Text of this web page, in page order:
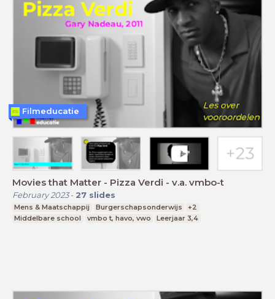
Movies that Matter - Pizza Verdi - v.a. vmbo-t
February 2023- 27 slides
Mens & Maatschappij Burgerschapsonderwijs
+2
Middelbare school
vmbo t, havo, vwo Leerjaar 3,4
Filmeducatie